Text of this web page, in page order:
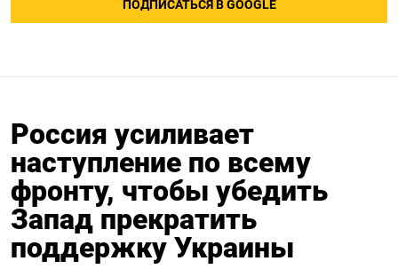
ПОДПИСАТЬСЯ В GOOGLE
Россия усиливает
наступление по всему
фронту, чтобы убедить
Запад прекратить
поддержку Украины